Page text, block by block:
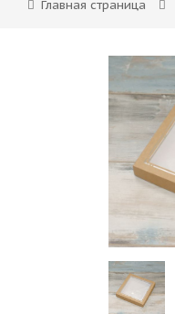
Главная страница